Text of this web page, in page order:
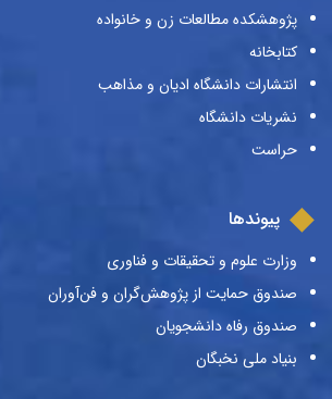
پژوهشکده مطالعات زن و خانواده
کتابخانه
انتشارات دانشگاه ادیان و مذاهب
نشریات دانشگاه
حراست
پیوندها
وزارت علوم و تحقیقات و فناوری
صندوق حمایت از پژوهش‌گران و فن‌آوران
صندوق رفاه دانشجویان
بنیاد ملی نخبگان